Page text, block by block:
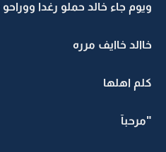
ويوم جاء خالد حملو رغدا
خاالد خاايف مرره
كلم اهلها
"مرحبآ